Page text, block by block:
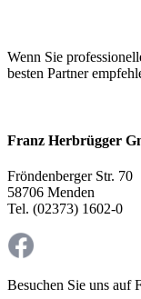
Wenn Sie
besten Partner
Franz Herbrügger
Fröndenberger Str. 70
58706 Menden
Tel. (02373) 1602-0
Besuchen Sie uns auf